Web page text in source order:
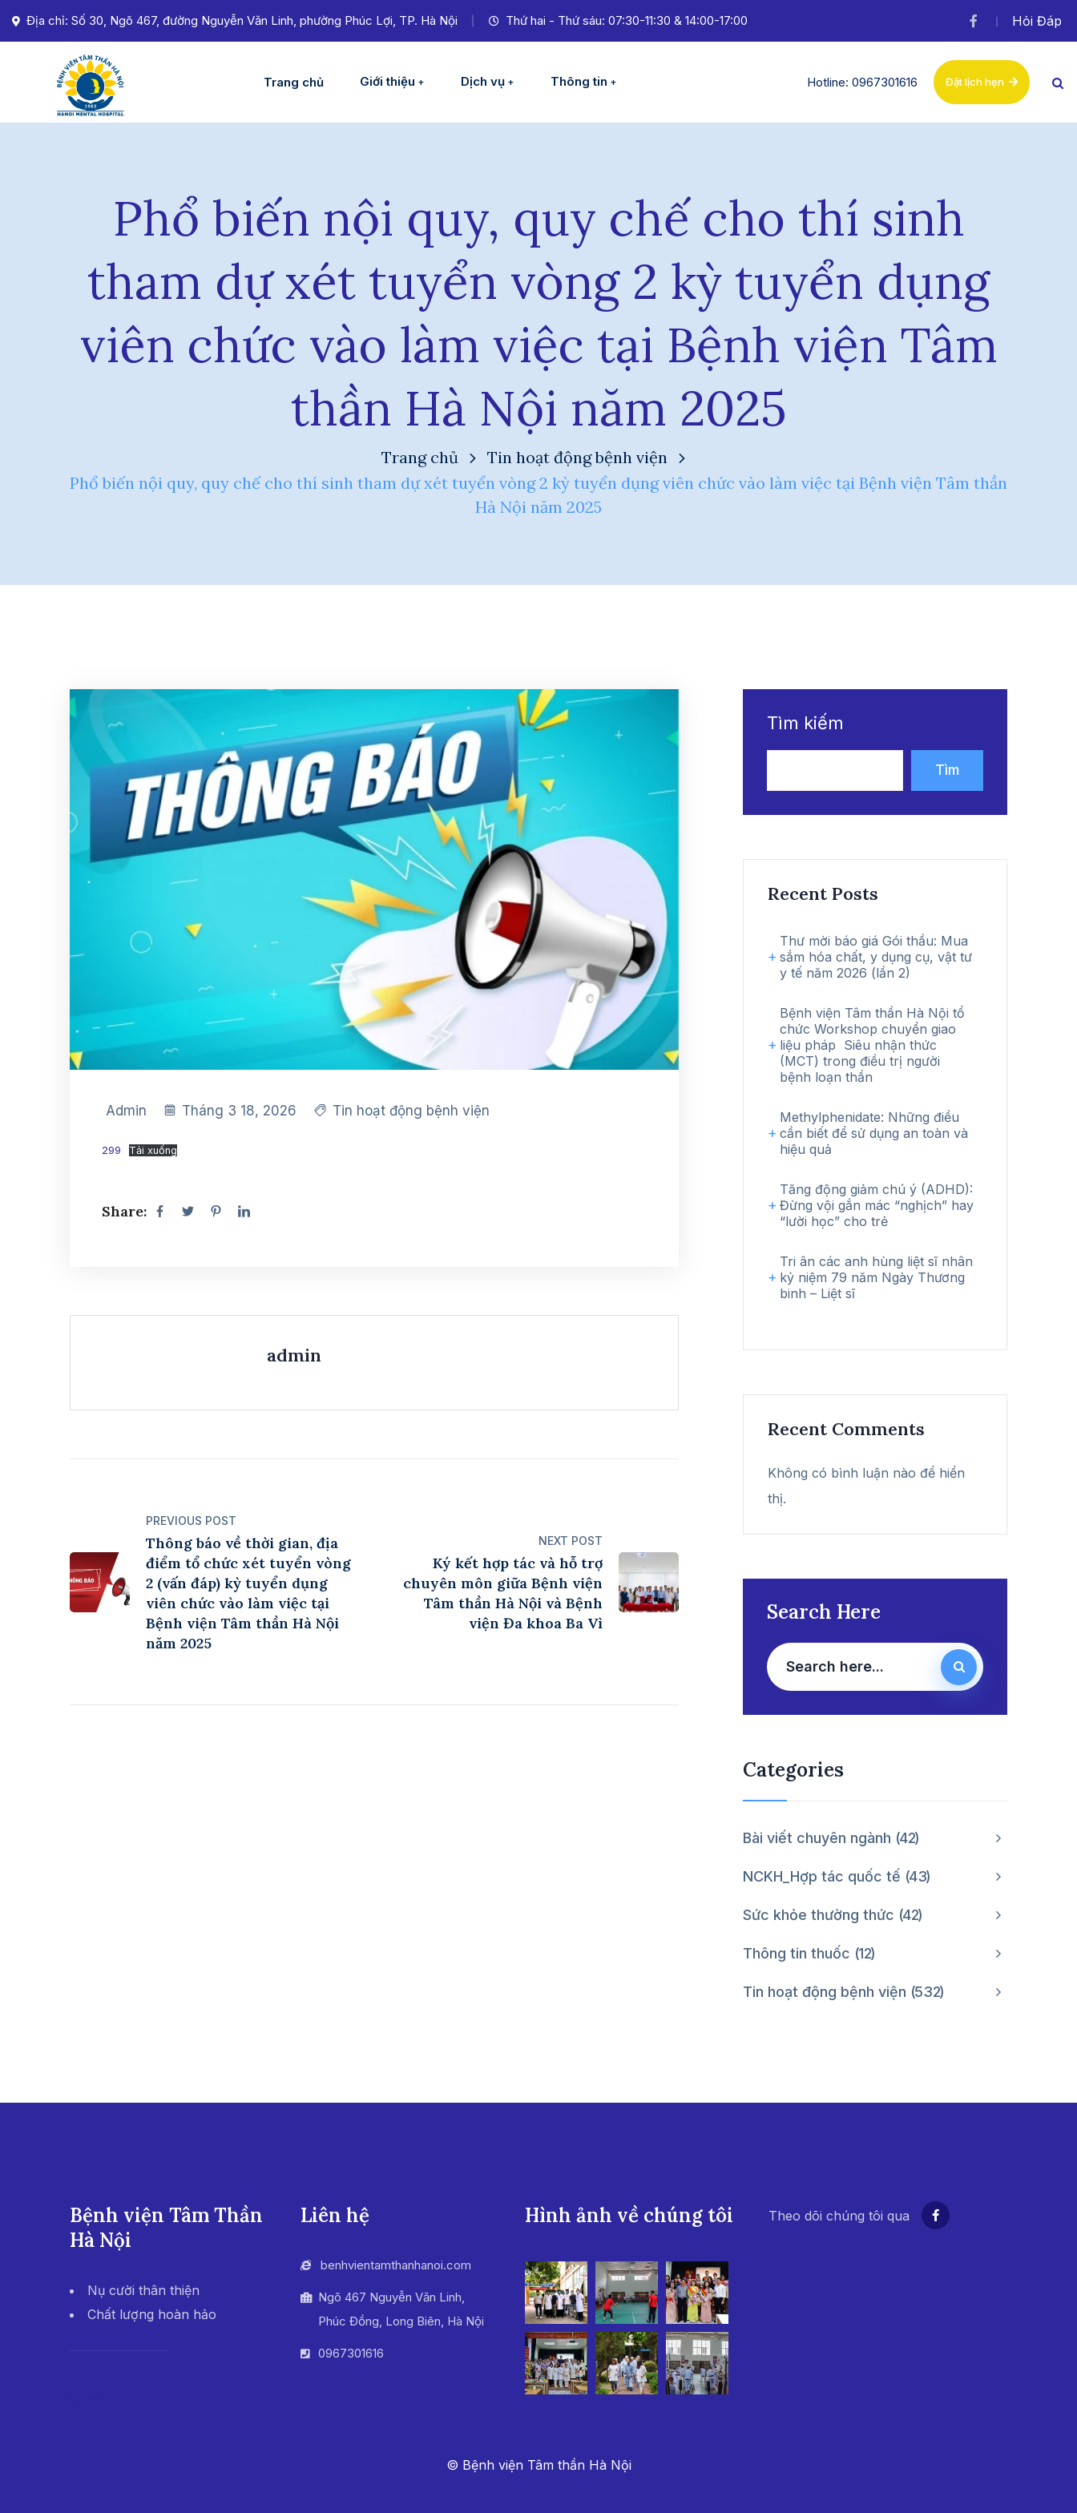
Địa chỉ: Số 30, Ngõ 467, đường Nguyễn Văn Linh, phường Phúc Lợi, TP. Hà Nội Thứ hai - Thứ sáu: 07:30-11:30 & 14:00-17:00 Hỏi Đáp
Trang chủ Giới thiệu Dịch vụ Thông tin Hotline: 0967301616 Đặt lịch hẹn
Phổ biến nội quy, quy chế cho thí sinh
tham dự xét tuyển vòng 2 kỳ tuyển dụng
viên chức vào làm việc tại Bệnh viện Tâm
thần Hà Nội năm 2025
Trang chủ
Tin hoạt động bệnh viện
Phổ biến nội quy, quy chế cho thí sinh tham dự xét tuyển vòng 2 kỳ tuyển dụng viên chức vào làm việc tại Bệnh viện Tâm thần
Hà Nội năm 2025
Admin Tháng 3 18, 2026 Tin hoạt động bệnh viện
299 Tải xuống
Share:
admin
PREVIOUS POST
Thông báo về thời gian, địa
điểm tổ chức xét tuyển vòng
2 (vấn đáp) kỳ tuyển dụng
viên chức vào làm việc tại
Bệnh viện Tâm thần Hà Nội
năm 2025
NEXT POST
Ký kết hợp tác và hỗ trợ
chuyên môn giữa Bệnh viện
Tâm thần Hà Nội và Bệnh
viện Đa khoa Ba Vì
Tìm kiếm
Tìm
kiếm
Recent Posts
Thư mời báo giá Gói thầu: Mua
sắm hóa chất, y dụng cụ, vật tư
y tế năm 2026 (lần 2)
Bệnh viện Tâm thần Hà Nội tổ
chức Workshop chuyển giao
liệu pháp Siêu nhận thức
(MCT) trong điều trị người
bệnh loạn thần
Methylphenidate: Những điều
cần biết để sử dụng an toàn và
hiệu quả
Tăng động giảm chú ý (ADHD):
Đừng vội gắn mác “nghịch” hay
“lười học” cho trẻ
Tri ân các anh hùng liệt sĩ nhân
kỷ niệm 79 năm Ngày Thương
binh – Liệt sĩ
Recent Comments
Không có bình luận nào để hiển
thị.
Search Here
Categories
Bài viết chuyên ngành 42
NCKH_Hợp tác quốc tế 43
Sức khỏe thường thức 42
Thông tin thuốc 12
Tin hoạt động bệnh viện 532
Bệnh viện Tâm Thần
Hà Nội
Nụ cười thân thiện
Chất lượng hoàn hảo
Liên hệ
benhvientamthanhanoi.com
Ngõ 467 Nguyễn Văn Linh,
Phúc Đồng, Long Biên, Hà Nội
0967301616
Hình ảnh về chúng tôi Theo dõi chúng tôi qua
© Bệnh viện Tâm thần Hà Nội